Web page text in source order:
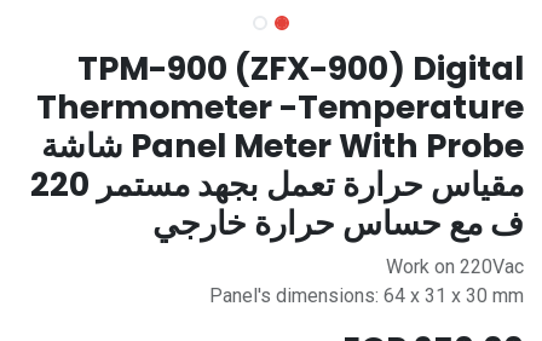
TPM-900 (ZFX-900) Digital
Thermometer -Temperature
Panel Meter With Probe شاشة
مقياس حرارة تعمل بجهد مستمر 220
ف مع حساس حرارة خارجي
Work on 220Vac
Panel's dimensions: 64 x 31 x 30 mm